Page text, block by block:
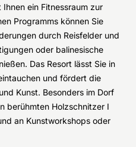
ein Fitnessraum zur
Programms können Sie
durch Reisfelder und
oder balinesische
Das Resort lässt Sie in
und fördert die
Kunst. Besonders im Dorf
berühmten Holzschnitzer I
an Kunstworkshops oder